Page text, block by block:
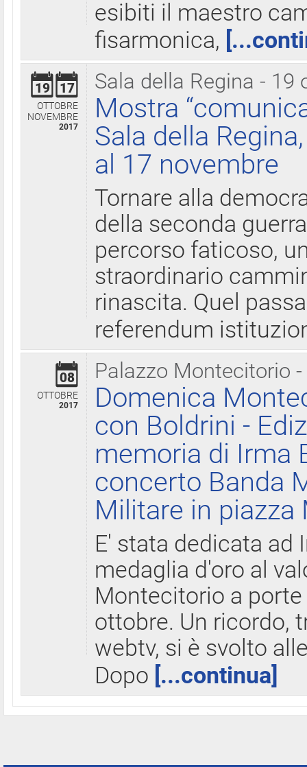
esibiti il maestro
fisarmonica,
Sala della Regina - 19
19 17
OTTOBRE
NOVEMBRE
2017
Mostra
Sala della
al 17 novembre
Tornare alla
della seconda
percorso faticoso,
straordinario
rinascita. Quel
referendum
Palazzo Montecitorio
08
OTTOBRE
2017
Domenica
con Boldrini -
memoria di Irma
concerto Banda
Militare in
E' stata dedicata ad
medaglia d'oro al
Montecitorio a
ottobre. Un ricordo,
webtv, si è svolto
Dopo [...continua]